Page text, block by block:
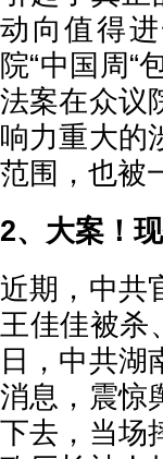
动向值得
院“中国周“
法案在众议
响力重大的
范围，也被
2、大案！
近期，中共
王佳佳被杀
日，中共湖
消息，震惊
下去，当场